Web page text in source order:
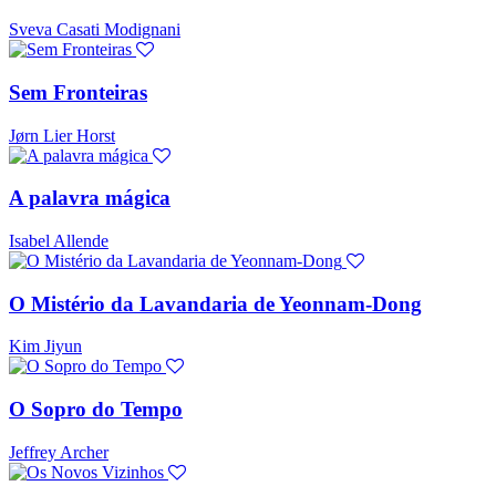
Sveva Casati Modignani
Sem Fronteiras
Jørn Lier Horst
A palavra mágica
Isabel Allende
O Mistério da Lavandaria de Yeonnam-Dong
Kim Jiyun
O Sopro do Tempo
Jeffrey Archer